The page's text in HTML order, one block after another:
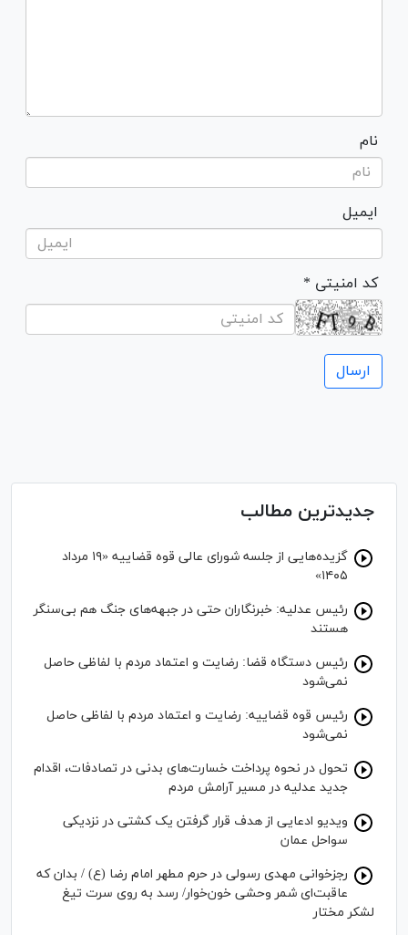
نام
ایمیل
* کد امنیتی
جدیدترین مطالب
گزیده‌هایی از جلسه شورای عالی قوه قضاییه «۱۹ مرداد
۱۴۰۵»
رئیس عدلیه: خبرنگاران حتی در جبهه‌های جنگ هم بی‌سنگر
هستند
رئیس دستگاه قضا: رضایت و اعتماد مردم با لفاظی حاصل
نمی‌شود
رئیس قوه قضاییه: رضایت و اعتماد مردم با لفاظی حاصل
نمی‌شود
تحول در نحوه پرداخت خسارت‌های بدنی در تصادفات، اقدام
جدید عدلیه در مسیر آرامش مردم
ویدیو ادعایی از هدف قرار گرفتن یک کشتی در نزدیکی
سواحل عمان
رجزخوانی مهدی رسولی در حرم مطهر امام رضا (ع) / بدان که
عاقبت‌ای شمر وحشی خون‌خوار/ رسد به روی سرت تیغ
لشکر مختار